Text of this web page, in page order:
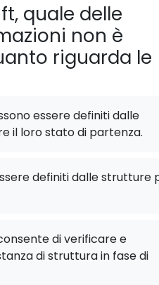
quale delle
non è
riguarda le
essere definiti dalle
il loro stato di partenza.
definiti dalle strutture
di verificare e
di struttura in fase di